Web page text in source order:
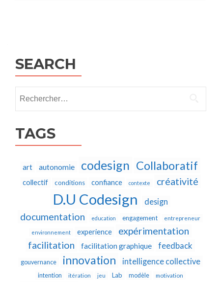
SEARCH
TAGS
art autonomie codesign Collaboratif
collectif conditions confiance contexte créativité
D.U Codesign design
documentation education engagement entrepreneur
environnement experience
expérimentation
facilitation
facilitation graphique feedback
gouvernance innovation intelligence collective
intention itération jeu Lab modèle motivation